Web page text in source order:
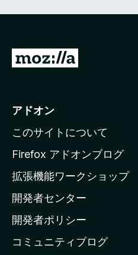
M
i
l
a
ホ
ー
ム
ー
アドオン
このサイトについて
Firefox アドオンブログ
拡張機能ワークショップ
開発者センター
開発者ポリシー
コミュニティブログ